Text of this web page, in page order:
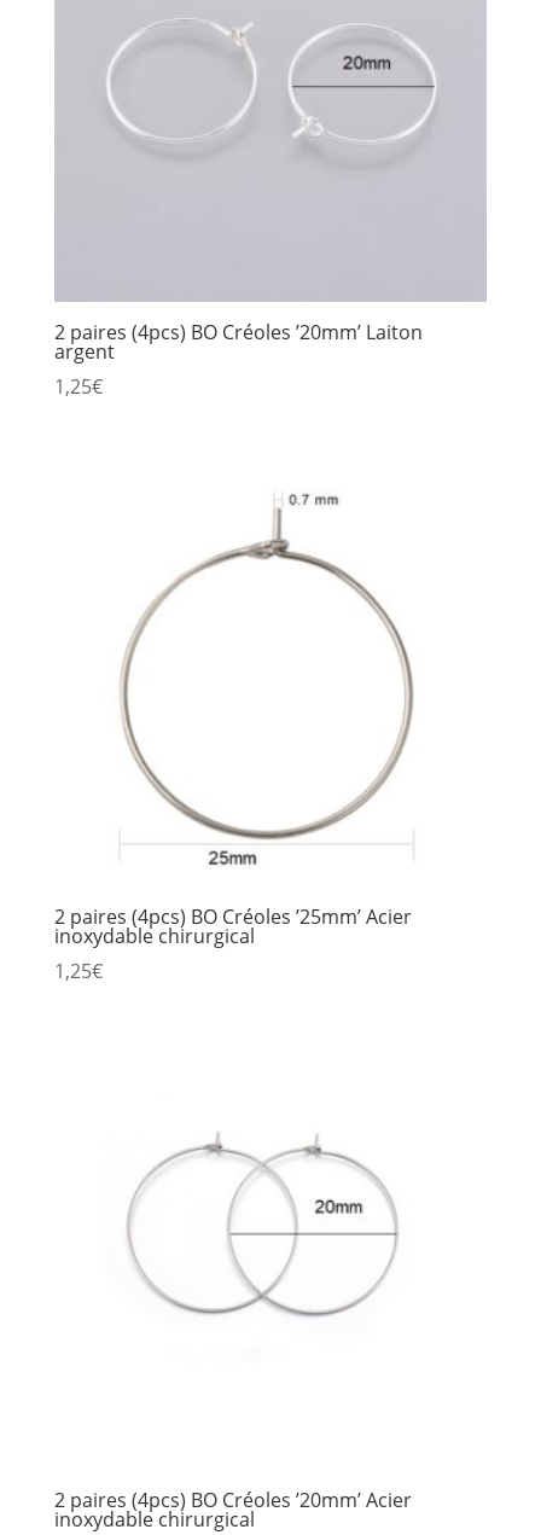
2 paires (4pcs) BO Créoles ’20mm’ Laiton
argent
1,25€
2 paires (4pcs) BO Créoles ’25mm’ Acier
inoxydable chirurgical
1,25€
2 paires (4pcs) BO Créoles ’20mm’ Acier
inoxydable chirurgical